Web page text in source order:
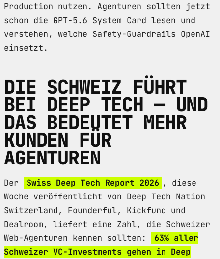
Production nutzen. Agenturen sollten jetzt
schon die GPT-5.6 System Card lesen und
verstehen, welche Safety-Guardrails OpenAI
einsetzt.
DIE SCHWEIZ FÜHRT
BEI DEEP TECH — UND
DAS BEDEUTET MEHR
KUNDEN FÜR
AGENTUREN
Der Swiss Deep Tech Report 2026 , diese
Woche veröffentlicht von Deep Tech Nation
Switzerland, Founderful, Kickfund und
Dealroom, liefert eine Zahl, die Schweizer
Web-Agenturen kennen sollten:
63% aller
Schweizer VC-Investments gehen in Deep